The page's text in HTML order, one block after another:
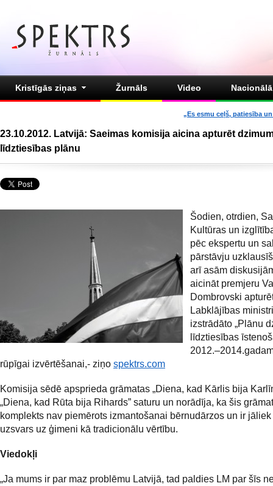
Kristīgās ziņas Žurnāls Video
„Es esmu ceļš, patiesība
23.10.2012. Latvijā: Saeimas komisija aicina apturēt
līdztiesības plānu
Šodien, otrdien,
Kultūras un
pēc ekspertu un
pārstāvju
arī asām
aicināt premjeru
Dombrovski
Labklājības
izstrādāto „Plānu
līdztiesības
rūpīgai izvērtēšanai,- ziņo spektrs.com
Komisija sēdē apsprieda grāmatas „Diena, kad Kārlis bija
„Diena, kad Rūta bija Rihards” saturu un norādīja, ka šis
komplekts nav piemērots izmantošanai bērnudārzos un ir
uzsvars uz ģimeni kā tradicionālu vērtību.
Viedokļi
„Ja mums ir par maz problēmu Latvijā, tad paldies LM par šīs